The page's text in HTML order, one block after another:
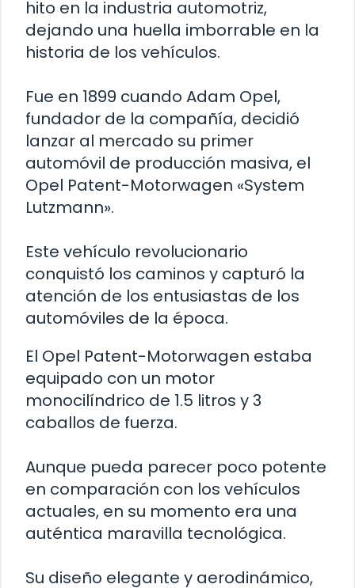
hito en la industria automotriz,
dejando una huella imborrable en la
historia de los vehículos.
Fue en 1899 cuando Adam Opel,
fundador de la compañía, decidió
lanzar al mercado su primer
automóvil de producción masiva, el
Opel Patent-Motorwagen «System
Lutzmann».
Este vehículo revolucionario
conquistó los caminos y capturó la
atención de los entusiastas de los
automóviles de la época.
El Opel Patent-Motorwagen estaba
equipado con un motor
monocilíndrico de 1.5 litros y 3
caballos de fuerza.
Aunque pueda parecer poco potente
en comparación con los vehículos
actuales, en su momento era una
auténtica maravilla tecnológica.
Su diseño elegante y aerodinámico,